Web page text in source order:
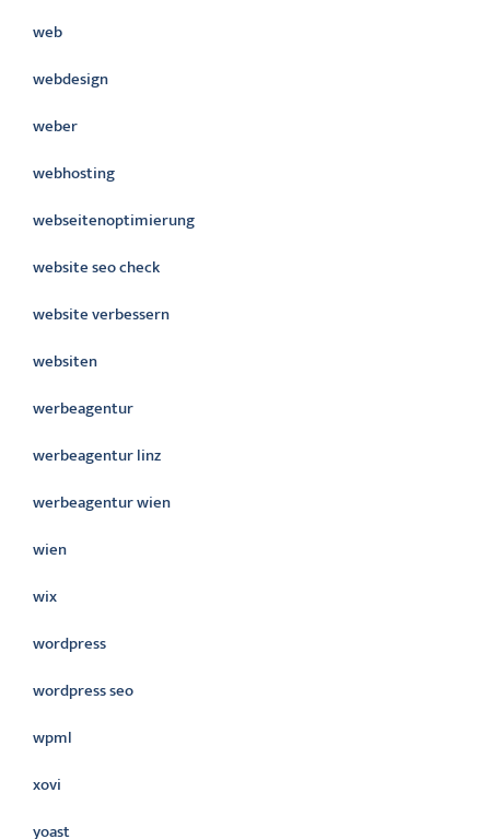
web
webdesign
weber
webhosting
webseitenoptimierung
website seo check
website verbessern
websiten
werbeagentur
werbeagentur linz
werbeagentur wien
wien
wix
wordpress
wordpress seo
wpml
xovi
yoast